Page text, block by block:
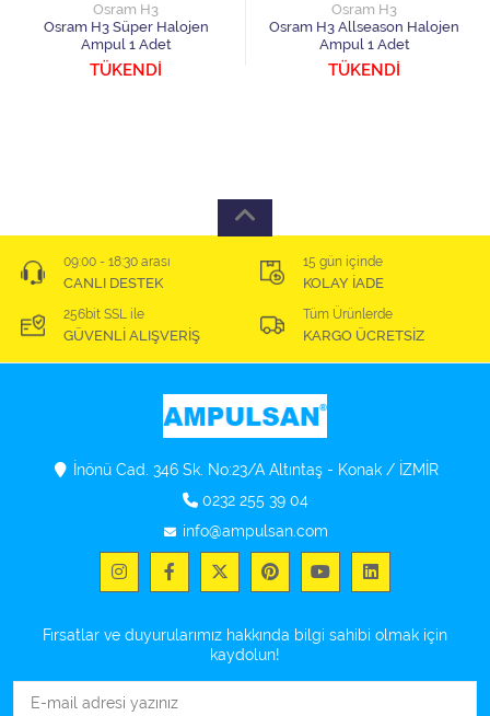
Osram H3
Osram H3 Süper Halojen
Ampul 1 Adet
TÜKENDİ
Osram H3
Osram H3 Allseason Halojen
Ampul 1 Adet
TÜKENDİ
09:00 - 18:30 arası
CANLI DESTEK
15 gün içinde
KOLAY İADE
256bit SSL ile
GÜVENLİ ALIŞVERİŞ
Tüm Ürünlerde
KARGO ÜCRETSİZ
İnönü Cad. 346 Sk. No:23/A Altıntaş - Konak / İZMİR
0232 255 39 04
info@ampulsan.com
Fırsatlar ve duyurularımız hakkında bilgi sahibi olmak için
kaydolun!